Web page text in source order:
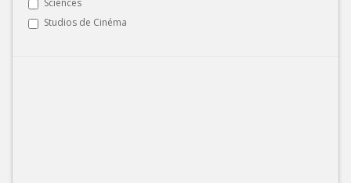
Sciences
Studios de Cinéma